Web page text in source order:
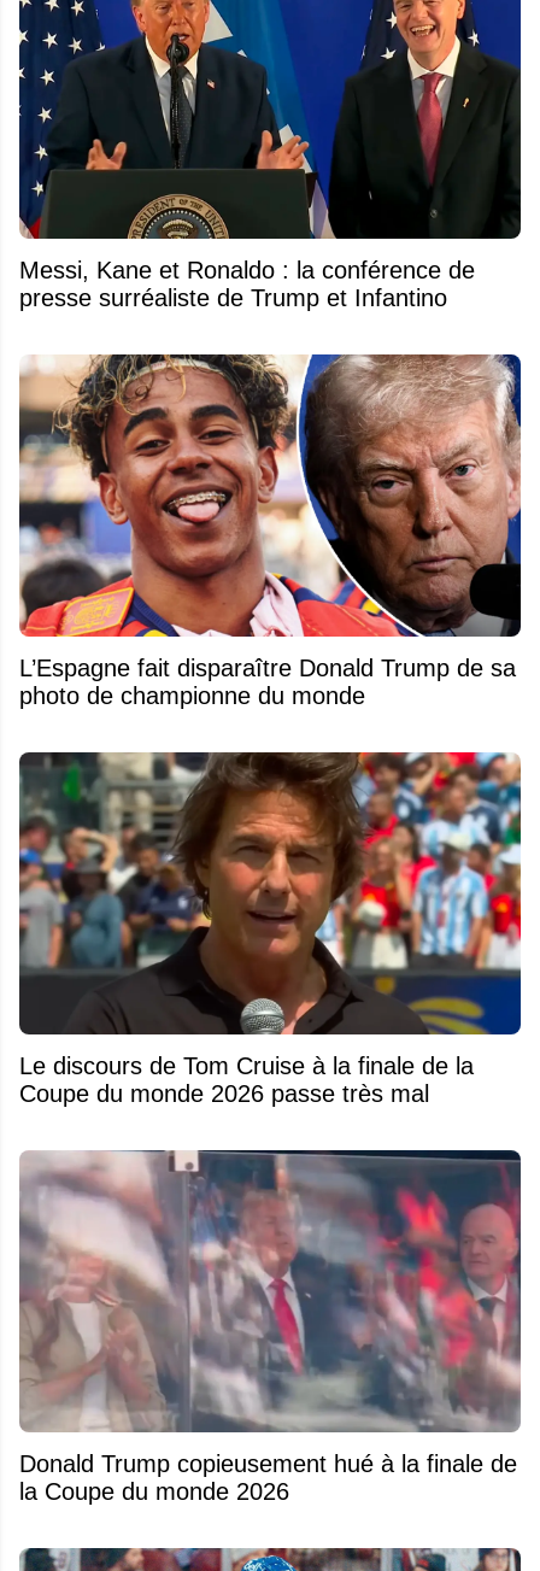
Messi, Kane et Ronaldo : la conférence de
presse surréaliste de Trump et Infantino
L’Espagne fait disparaître Donald Trump de sa
photo de championne du monde
Le discours de Tom Cruise à la finale de la
Coupe du monde 2026 passe très mal
Donald Trump copieusement hué à la finale de
la Coupe du monde 2026